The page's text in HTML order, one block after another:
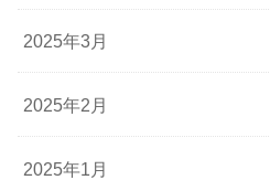
2025年3月
2025年2月
2025年1月